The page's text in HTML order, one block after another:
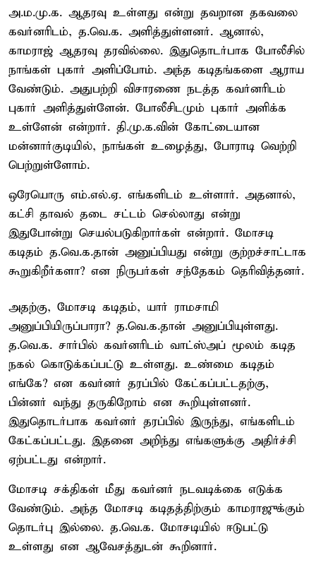
அ.ம.மு.க. ஆதரவு உள்ளது என்று தவறான தகவலை
கவர்னரிடம், த.வெ.க. அளித்துள்ளனர். ஆனால்,
காமராஜ் ஆதரவு தரவில்லை. இதுதொடர்பாக போலீசில்
நாங்கள் புகார் அளிப்போம். அந்த கடிதங்களை ஆராய
வேண்டும். அதுபற்றி விசாரணை நடத்த கவர்னரிடம்
புகார் அளித்துள்ளேன். போலீசிடமும் புகார் அளிக்க
உள்ளேன் என்றார். தி.மு.க.வின் கோட்டையான
மன்னார்குடியில், நாங்கள் உழைத்து, போராடி வெற்றி
பெற்றுள்ளோம்.
ஒரேயொரு எம்.எல்.ஏ. எங்களிடம் உள்ளார். அதனால்,
கட்சி தாவல் தடை சட்டம் செல்லாது என்று
இதுபோன்று செயல்படுகிறார்கள் என்றார். மோசடி
கடிதம் த.வெ.க.தான் அனுப்பியது என்று குற்றச்சாட்டாக
கூறுகிறீர்களா? என நிருபர்கள் சந்தேகம் தெரிவித்தனர்.
அதற்கு, மோசடி கடிதம், யார் ராமசாமி
அனுப்பியிருப்பாரா? த.வெ.க.தான் அனுப்பியுள்ளது.
த.வெ.க. சார்பில் கவர்னரிடம் வாட்ஸ்அப் மூலம் கடித
நகல் கொடுக்கப்பட்டு உள்ளது. உண்மை கடிதம்
எங்கே? என கவர்னர் தரப்பில் கேட்கப்பட்டதற்கு,
பின்னர் வந்து தருகிறோம் என கூறியுள்ளனர்.
இதுதொடர்பாக கவர்னர் தரப்பில் இருந்து, எங்களிடம்
கேட்கப்பட்டது. இதனை அறிந்து எங்களுக்கு அதிர்ச்சி
ஏற்பட்டது என்றார்.
மோசடி சக்திகள் மீது கவர்னர் நடவடிக்கை எடுக்க
வேண்டும். அந்த மோசடி கடிதத்திற்கும் காமராஜுக்கும்
தொடர்பு இல்லை. த.வெ.க. மோசடியில் ஈடுபட்டு
உள்ளது என ஆவேசத்துடன் கூறினார்.